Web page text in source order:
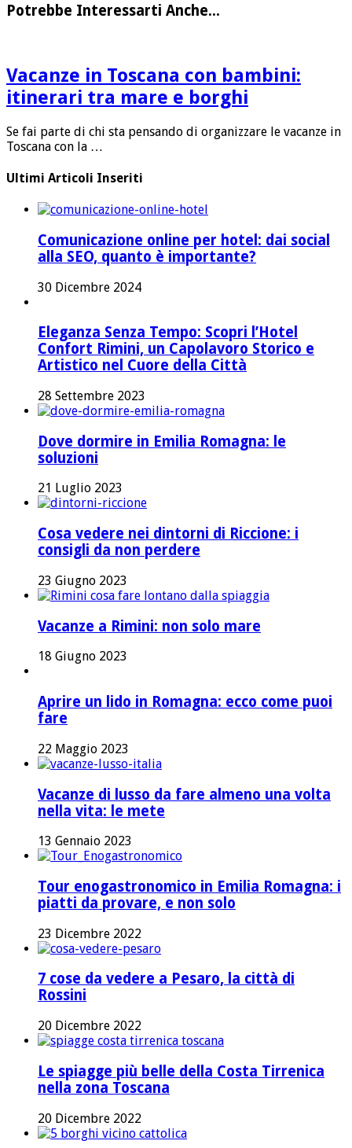
Potrebbe Interessarti Anche...
Vacanze in Toscana con bambini:
itinerari tra mare e borghi
Se fai parte di chi sta pensando di organizzare le vacanze in
Toscana con la …
Ultimi Articoli Inseriti
Comunicazione online per hotel: dai social
alla SEO, quanto è importante?
30 Dicembre 2024
Eleganza Senza Tempo: Scopri l’Hotel
Confort Rimini, un Capolavoro Storico e
Artistico nel Cuore della Città
28 Settembre 2023
Dove dormire in Emilia Romagna: le
soluzioni
21 Luglio 2023
Cosa vedere nei dintorni di Riccione: i
consigli da non perdere
23 Giugno 2023
Vacanze a Rimini: non solo mare
18 Giugno 2023
Aprire un lido in Romagna: ecco come puoi
fare
22 Maggio 2023
Vacanze di lusso da fare almeno una volta
nella vita: le mete
13 Gennaio 2023
Tour enogastronomico in Emilia Romagna: i
piatti da provare, e non solo
23 Dicembre 2022
7 cose da vedere a Pesaro, la città di
Rossini
20 Dicembre 2022
Le spiagge più belle della Costa Tirrenica
nella zona Toscana
20 Dicembre 2022